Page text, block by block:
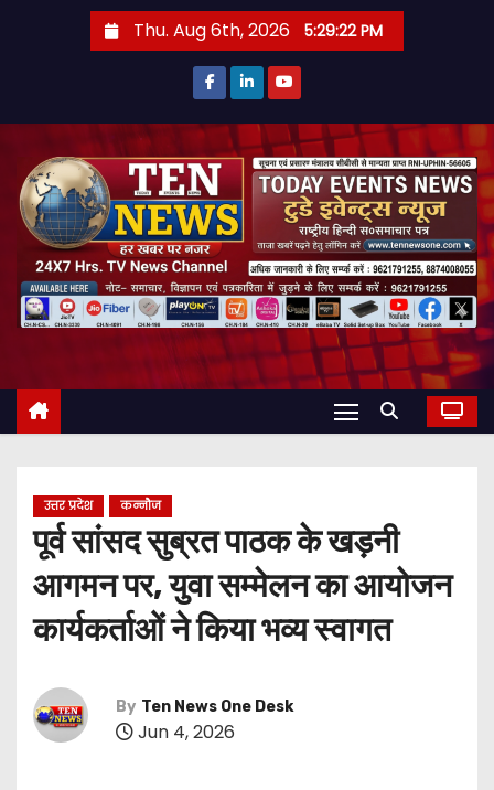
t
Thu. Aug 6th, 2026 5:29:23 PM
उत्तर प्रदेश कन्नौज
पूर्व सांसद सुब्रत पाठक के खड़नी
आगमन पर, युवा सम्मेलन का आयोजन
कार्यकर्ताओं ने किया भव्य स्वागत
By Ten News One Desk
Jun 4, 2026